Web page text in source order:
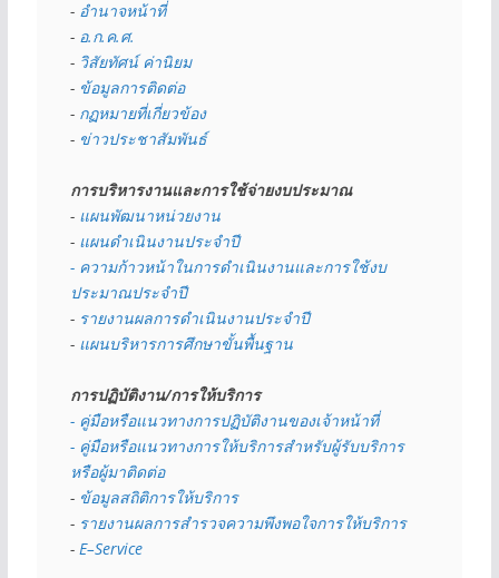
- อำนาจหน้าที่
- อ.ก.ค.ศ.
- วิสัยทัศน์ ค่านิยม
- ข้อมูลการติดต่อ
- กฏหมายที่เกี่ยวข้อง
- ข่าวประชาสัมพันธ์
การบริหารงานและการใช้จ่ายงบประมาณ
- แผนพัฒนาหน่วยงาน
- แผนดำเนินงานประจำปี
- ความก้าวหน้าในการดำเนินงานและการใช้งบ
ประมาณประจำปี
- รายงานผลการดำเนินงานประจำปี
- แผนบริหารการศึกษาขั้นพื้นฐาน
การปฏิบัติงาน/การให้บริการ
- คู่มือหรือแนวทางการปฏิบัติงานของเจ้าหน้าที่
- คู่มือหรือแนวทางการให้บริการสำหรับผู้รับบริการ
หรือผู้มาติดต่อ
- ข้อมูลสถิติการให้บริการ
- รายงานผลการสำรวจความพึงพอใจการให้บริการ
- E–Service